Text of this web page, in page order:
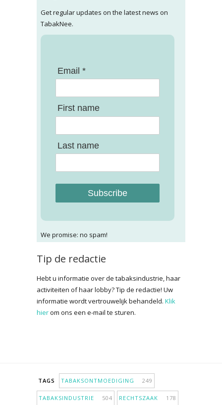
Get regular updates on the latest news on
TabakNee.
Email *
First name
Last name
Subscribe
We promise: no spam!
Tip de redactie
Hebt u informatie over de tabaksindustrie, haar
activiteiten of haar lobby? Tip de redactie! Uw
informatie wordt vertrouwelijk behandeld. Klik
hierom ons een e-mail te sturen.
TAGS TABAKSONTMOEDIGING 249
TABAKSINDUSTRIE 504 RECHTSZAAK 178